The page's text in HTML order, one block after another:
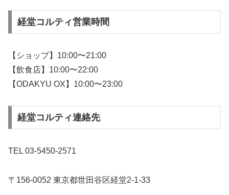
経堂コルティ営業時間
【ショップ】10:00〜21:00
【飲食店】10:00〜22:00
【ODAKYU OX】10:00〜23:00
経堂コルティ連絡先
TEL 03-5450-2571
〒156-0052 東京都世田谷区経堂2-1-33